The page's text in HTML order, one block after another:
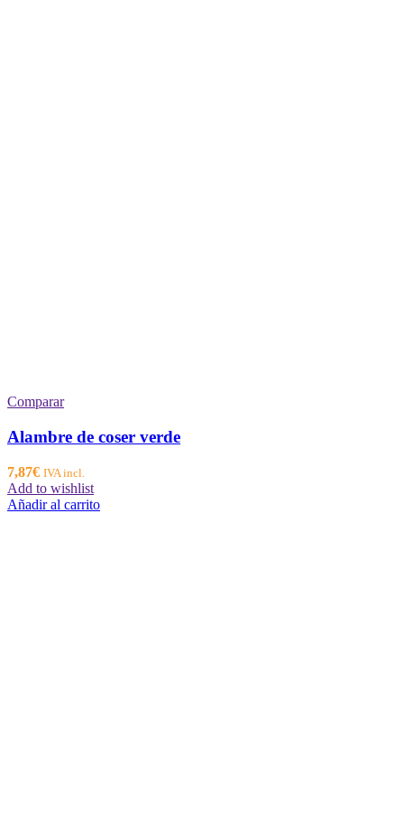
Comparar
Alambre de coser verde
7,87€ IVA incl.
Add to wishlist
Añadir al carrito